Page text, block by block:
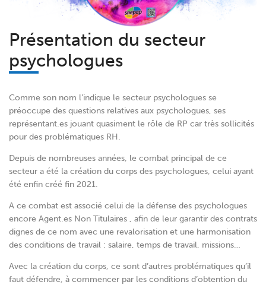
Présentation du secteur
psychologues
Comme son nom l’indique le secteur psychologues se
préoccupe des questions relatives aux psychologues, ses
représentant.es jouant quasiment le rôle de RP car très sollicités
pour des problématiques RH.
Depuis de nombreuses années, le combat principal de ce
secteur a été la création du corps des psychologues, celui ayant
été enfin créé fin 2021.
A ce combat est associé celui de la défense des psychologues
encore Agent.es Non Titulaires , afin de leur garantir des contrats
dignes de ce nom avec une revalorisation et une harmonisation
des conditions de travail : salaire, temps de travail, missions…
Avec la création du corps, ce sont d’autres problématiques qu’il
faut défendre, à commencer par les conditions d’obtention du